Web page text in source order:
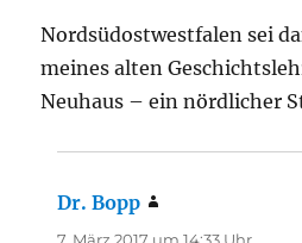
Nordsüdostwestfalen sei
meines alten
Neuhaus – ein nördlicher
Dr. Bopp